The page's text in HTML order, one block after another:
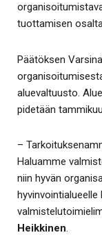
tuottamisen
Päätöksen
aluevaltuusto.
pidetään
–
Haluamme
niin hyvän
Heikkinen.